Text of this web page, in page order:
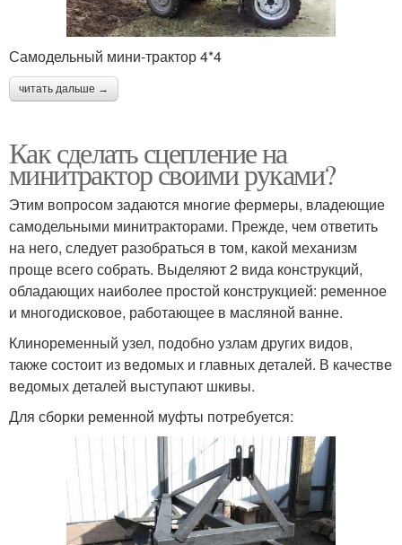
Самодельный мини-трактор 4*4
читать дальше →
Как сделать сцепление на
минитрактор своими руками?
Этим вопросом задаются многие фермеры, владеющие
самодельными минитракторами. Прежде, чем ответить
на него, следует разобраться в том, какой механизм
проще всего собрать. Выделяют 2 вида конструкций,
обладающих наиболее простой конструкцией: ременное
и многодисковое, работающее в масляной ванне.
Клиноременный узел, подобно узлам других видов,
также состоит из ведомых и главных деталей. В качестве
ведомых деталей выступают шкивы.
Для сборки ременной муфты потребуется: